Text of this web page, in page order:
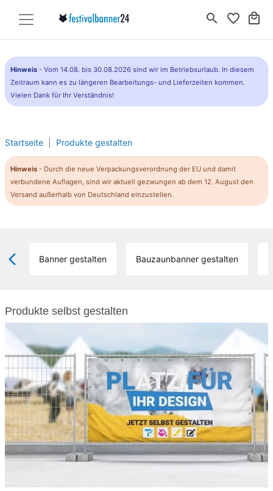
search favorite_border local_mall
Hinweis - Vom 14.08. bis 30.08.2026 sind wir im Betriebsurlaub. In diesem
Zeitraum kann es zu längeren Bearbeitungs- und Lieferzeiten kommen.
Vielen Dank für Ihr Verständnis!
Startseite Produkte gestalten
Hinweis - Durch die neue Verpackungsverordnung der EU und damit
verbundene Auflagen, sind wir aktuell gezwungen ab dem 12. August den
Versand außerhalb von Deutschland einzustellen.
arrow_back_ios_new Banner gestalten Bauzaunbanner gestalten
Produkte selbst gestalten